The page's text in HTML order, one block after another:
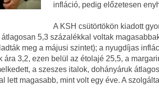
infláció, pedig előzetesen
A KSH csütörtökön kiadott
5,3 százalékkal voltak
meg a májusi szintet); a nyugdíjas
ára 3,2, ezen belül az étolajé 25,5, a
a szeszes italok, dohányáruk
lett magasabb, mint volt egy éve. A